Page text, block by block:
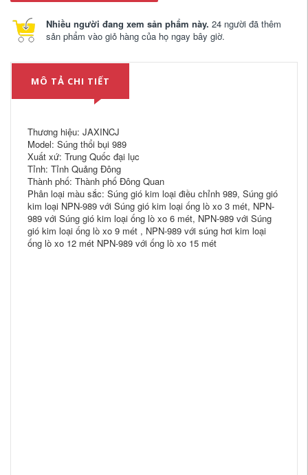
Nhiều người đang xem sản phẩm này. 24 người đã thêm
sản phẩm vào giỏ hàng của họ ngay bây giờ.
MÔ TẢ CHI TIẾT
Thương hiệu: JAXINCJ
Model: Súng thổi bụi 989
Xuất xứ: Trung Quốc đại lục
Tỉnh: Tỉnh Quảng Đông
Thành phố: Thành phố Đông Quan
Phân loại màu sắc: Súng gió kim loại điều chỉnh 989, Súng gió
kim loại NPN-989 với Súng gió kim loại ống lò xo 3 mét, NPN-
989 với Súng gió kim loại ống lò xo 6 mét, NPN-989 với Súng
gió kim loại ống lò xo 9 mét , NPN-989 với súng hơi kim loại
ống lò xo 12 mét NPN-989 với ống lò xo 15 mét